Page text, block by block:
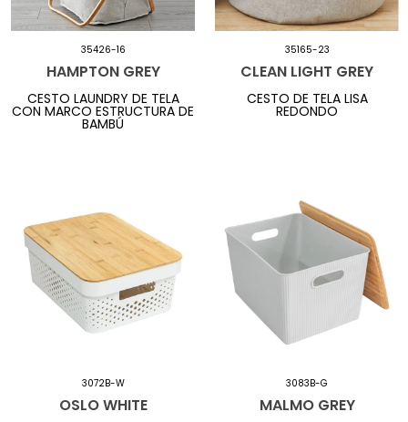
35426-16
HAMPTON GREY
CESTO LAUNDRY DE TELA
CON MARCO ESTRUCTURA DE
BAMBÚ
35165-23
CLEAN LIGHT GREY
CESTO DE TELA LISA
REDONDO
3072B-W
OSLO WHITE
3083B-G
MALMO GREY